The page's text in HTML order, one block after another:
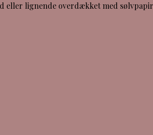
lignende overdækket med